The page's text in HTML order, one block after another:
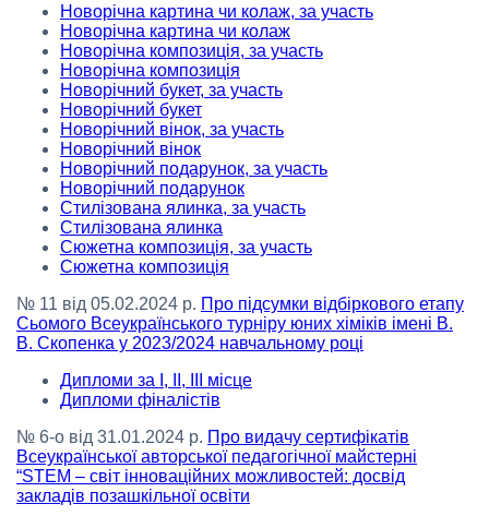
Новорічна картина чи колаж, за участь
Новорічна картина чи колаж
Новорічна композиція, за участь
Новорічна композиція
Новорічний букет, за участь
Новорічний букет
Новорічний вінок, за участь
Новорічний вінок
Новорічний подарунок, за участь
Новорічний подарунок
Стилізована ялинка, за участь
Стилізована ялинка
Сюжетна композиція, за участь
Сюжетна композиція
№ 11 від 05.02.2024 р. Про підсумки відбіркового етапу
Сьомого Всеукраїнського турніру юних хіміків імені В.
В. Скопенка у 2023/2024 навчальному році
Дипломи за І, ІІ, ІІІ місце
Дипломи фіналістів
№ 6-о від 31.01.2024 р. Про видачу сертифікатів
Всеукраїнської авторської педагогічної майстерні
“STEM – світ інноваційних можливостей: досвід
закладів позашкільної освіти